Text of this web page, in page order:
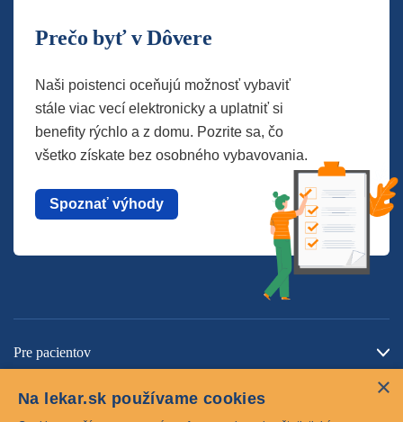
Prečo byť v Dôvere
Naši poistenci oceňujú možnosť vybaviť
stále viac vecí elektronicky a uplatniť si
benefity rýchlo a z domu. Pozrite sa, čo
všetko získate bez osobného vybavovania.
Spoznať výhody
Pre pacientov
×
Na lekar.sk používame cookies